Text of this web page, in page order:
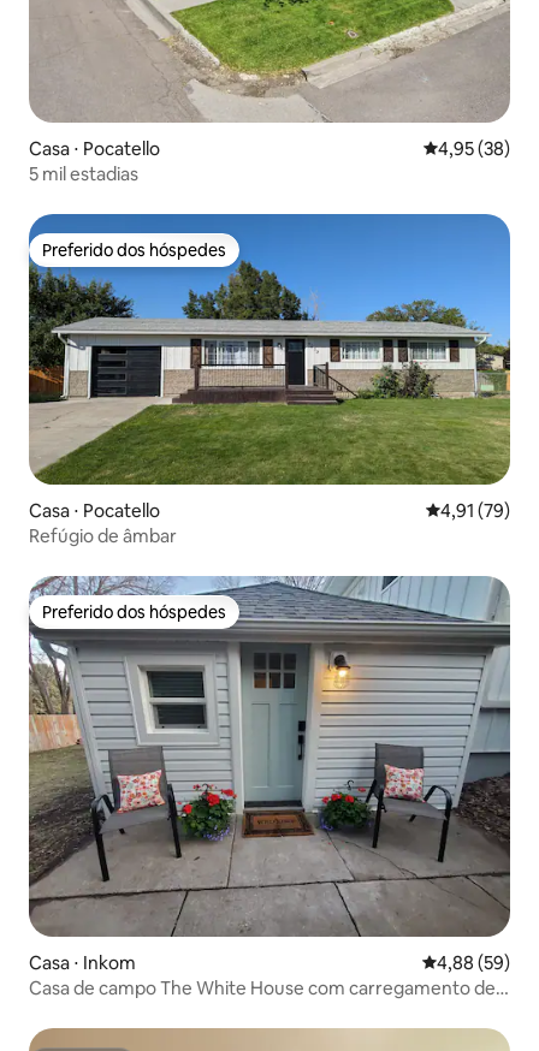
Casa ⋅ Pocatello 4,95 de uma
4,95 (38)
5 mil estadias
Preferido dos hóspedes
Preferido dos hóspedes
Casa ⋅ Pocatello 4,91 de uma
4,91 (79)
Refúgio de âmbar
Preferido dos hóspedes
Preferido dos hóspedes
Casa ⋅ Inkom 4,88 de uma
4,88 (59)
Casa de campo The White House com carregamento de